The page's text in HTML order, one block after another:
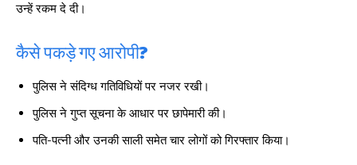
उन्हें रकम दे दी।
कैसे पकड़े गए आरोपी?
पुलिस ने संदिग्ध गतिविधियों पर नजर रखी।
पुलिस ने गुप्त सूचना के आधार पर छापेमारी की।
पति-पत्नी और उनकी साली समेत चार लोगों को गिरफ्तार किया।